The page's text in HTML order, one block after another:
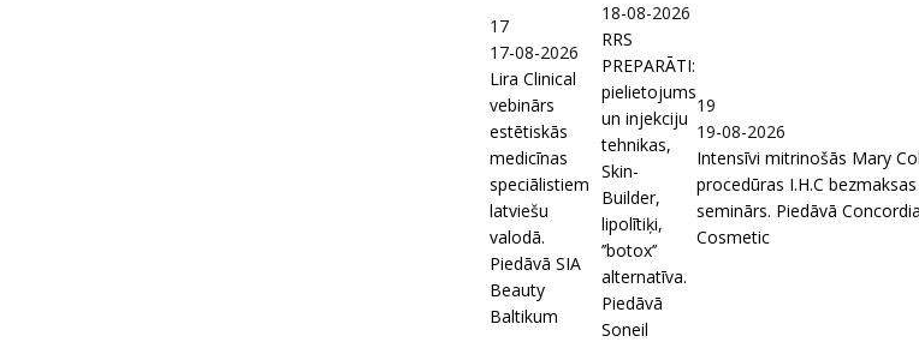
17
17-08-2026
Lira Clinical
vebinārs
estētiskās
medicīnas
speciālistiem
latviešu
valodā.
Piedāvā SIA
Beauty
Baltikum
18-08-2026
RRS
PREPARĀTI:
pielietojums
un injekciju
tehnikas,
Skin-
Builder,
lipolītiķi,
’’botox’’
alternatīva.
Piedāvā
Soneil
19
19-08-2026
Intensīvi mitrinošās Mary
procedūras I.H.C bezmaksas
seminārs. Piedāvā
Cosmetic